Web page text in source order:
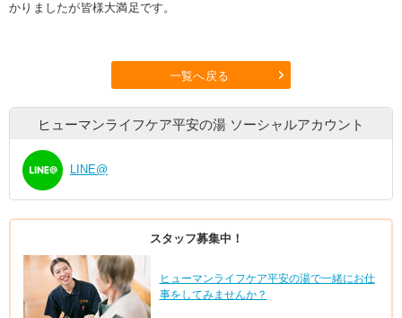
かりましたが皆様大満足です。
一覧へ戻る
ヒューマンライフケア平安の湯 ソーシャルアカウント
LINE@
スタッフ募集中！
ヒューマンライフケア平安の湯で一緒にお仕
事をしてみませんか？